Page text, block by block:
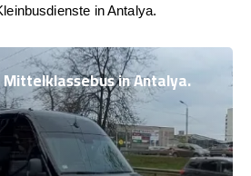
in Antalya.
in Antalya.